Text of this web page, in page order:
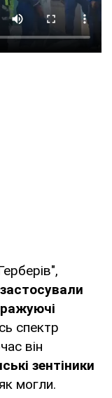
спектр
він
зентіники
могли.